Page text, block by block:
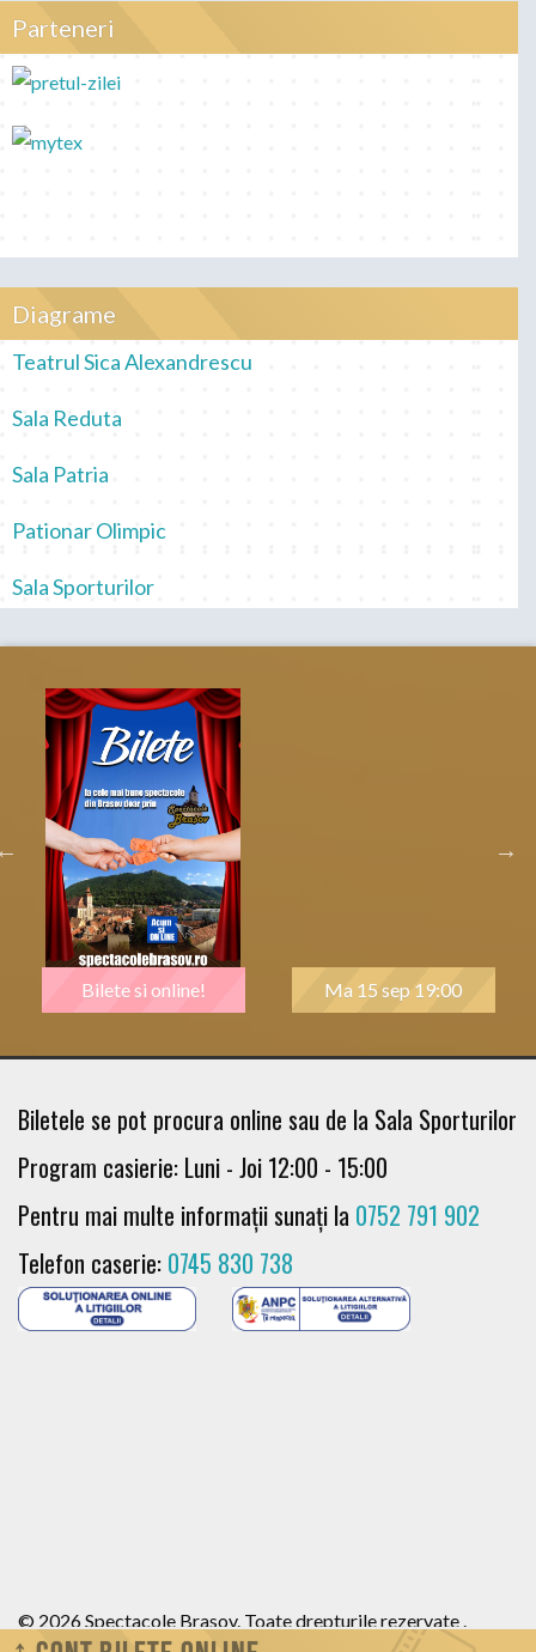
Parteneri
Diagrame
Teatrul Sica Alexandrescu
Sala Reduta
Sala Patria
Pationar Olimpic
Sala Sporturilor
Bilete si online! Ma 15 sep 19:00
Biletele se pot procura online sau de la Sala Sporturilor
Program casierie: Luni - Joi 12:00 - 15:00
Pentru mai multe informații sunați la 0752 791 902
Telefon caserie: 0745 830 738
© 2026 Spectacole Brasov. Toate drepturile rezervate .